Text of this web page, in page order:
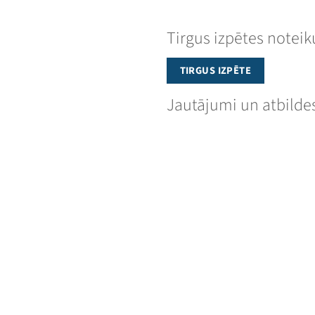
Tirgus izpētes
TIRGUS IZPĒTE
Jautājumi un